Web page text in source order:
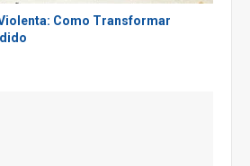
Como Transformar